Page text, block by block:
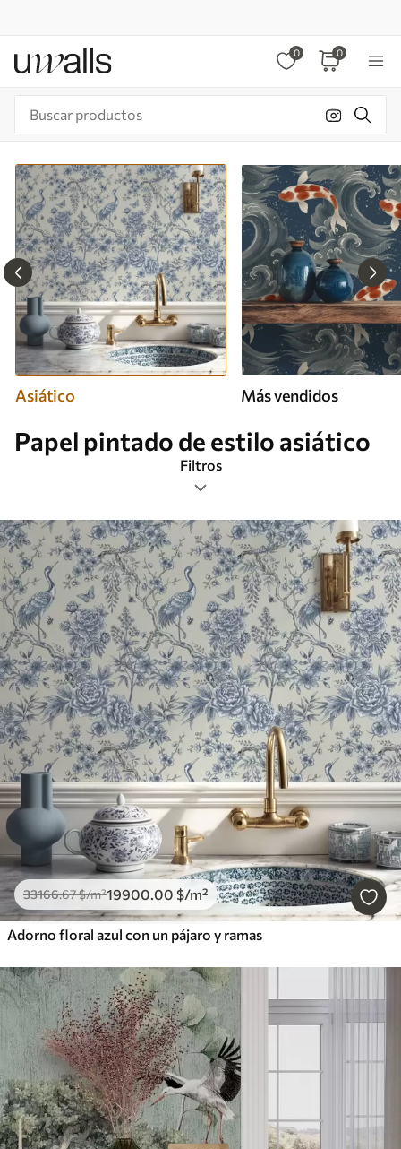
0 0
Asiático Más vendidos
Papel pintado de estilo asiático
Filtros
Etiquetas
Más popular
Borrar todos los filtros
33166.67$/m²19900.00 $/m²
Adorno floral azul con un pájaro y ramas